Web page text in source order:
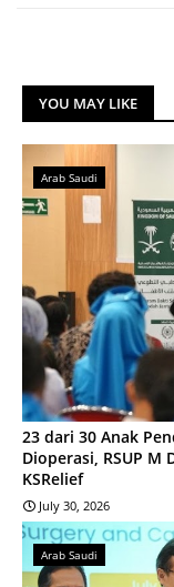
YOU MAY LIKE
Arab Saudi
23 dari 30 Anak
Dioperasi, RSUP M
KSRelief
July 30, 2026
Arab Saudi